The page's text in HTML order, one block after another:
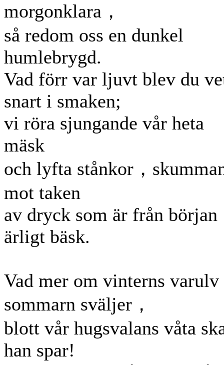
morgonklara，
så redom oss en dunkel
humlebrygd.
Vad förr var ljuvt blev du
snart i smaken;
vi röra sjungande vår heta
mäsk
och lyfta stånkor，
mot taken
av dryck som är från början
ärligt bäsk.
Vad mer om vinterns varulv
sommarn sväljer，
blott vår hugsvalans våta
han spar!